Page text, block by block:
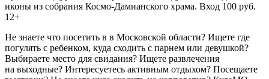
иконы из собрания Космо-Дамианского храма. Вход 100 руб.
12+
Не знаете что посетить в в Московской области? Ищете где
погулять с ребенком, куда сходить с парнем или девушкой?
Выбираете место для свидания? Ищете развлечения
на выходные? Интересуетесь активным отдыхом? Посещаете